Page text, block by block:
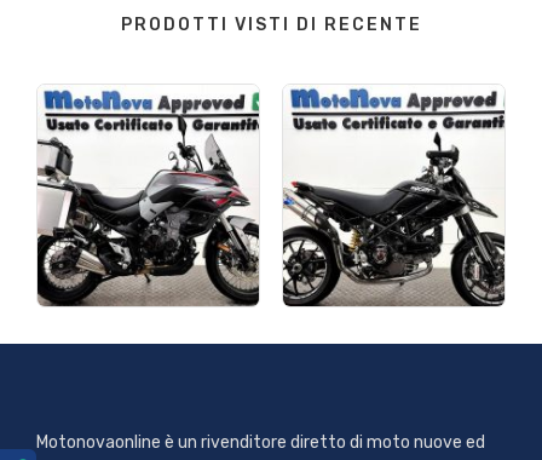
PRODOTTI VISTI DI RECENTE
Motonovaonline è un rivenditore diretto di moto nuove ed